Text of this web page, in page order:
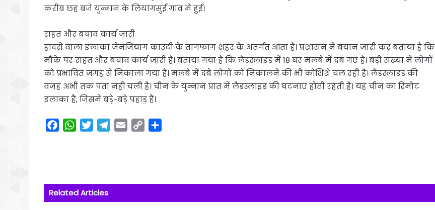
करीब छह बजे युन्नान के लियांगसुई गांव में हुई।
राहत और बचाव कार्य जारी
हादसे वाला इलाका जेनजियांग काउंटी के तांगफांग शहर के अंतर्गत आता है। प्रशासन ने बयान जारी कर बताया है कि
मौके पर राहत और बचाव कार्य जारी है। बताया गया है कि लैंडस्लाइड में 18 घर मलबे में दब गए हैं। बड़ी संख्या में लोगों
को प्रभावित जगह से निकाला गया है। मलबे में दबे लोगों को निकालने की भी कोशिशें चल रही हैं। लैंडस्लाइड की
वजह अभी तक पता नहीं चली है। चीन के युन्नान प्रांत में लैंडस्लाइड की घटनाएं होती रहती हैं। यह चीन का रिमोट
इलाका हैं, जिसमें बड़े-बड़े पहाड़ हैं।
o
o
W
A
p
e
r
a
n
Related Articles